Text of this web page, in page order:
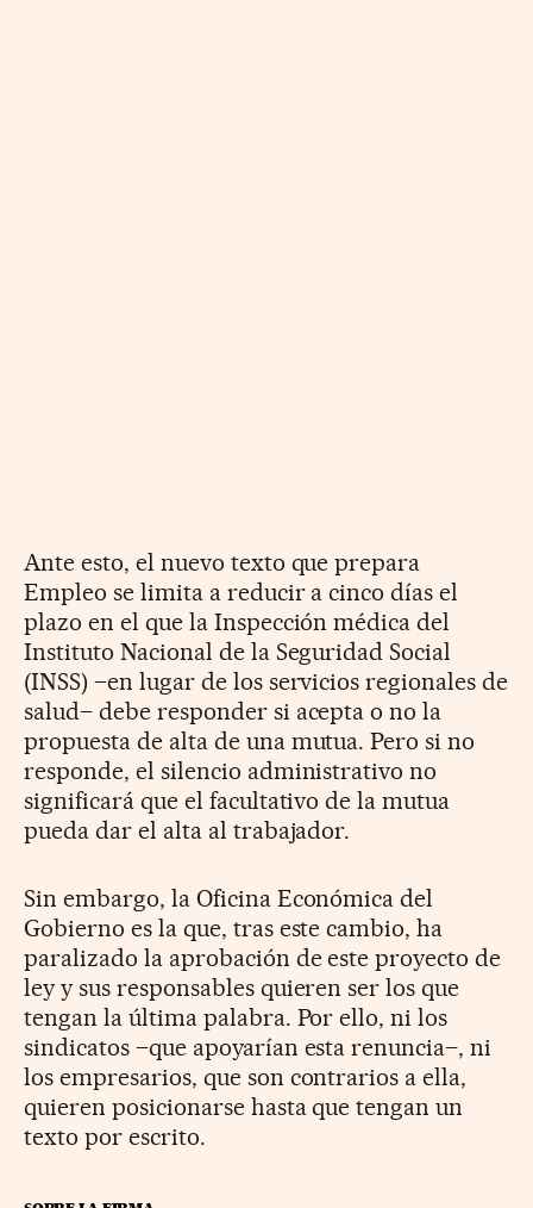
Ante esto, el nuevo texto que prepara
Empleo se limita a reducir a cinco días el
plazo en el que la Inspección médica del
Instituto Nacional de la Seguridad Social
(INSS) –en lugar de los servicios regionales de
salud– debe responder si acepta o no la
propuesta de alta de una mutua. Pero si no
responde, el silencio administrativo no
significará que el facultativo de la mutua
pueda dar el alta al trabajador.
Sin embargo, la Oficina Económica del
Gobierno es la que, tras este cambio, ha
paralizado la aprobación de este proyecto de
ley y sus responsables quieren ser los que
tengan la última palabra. Por ello, ni los
sindicatos –que apoyarían esta renuncia–, ni
los empresarios, que son contrarios a ella,
quieren posicionarse hasta que tengan un
texto por escrito.